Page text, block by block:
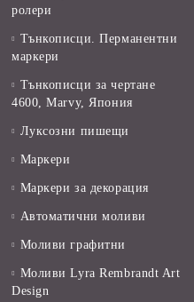
ролери
Тънкописци. Перманентни
маркери
Тънкописци за чертане
4600, Marvy, Япония
Луксозни пишещи
Маркери
Маркери за декорация
Автоматични моливи
Моливи графитни
Моливи Lyra Rembrandt Art
Design